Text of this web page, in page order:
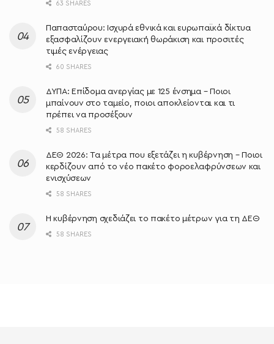
63 SHARES
Παπασταύρου: Ισχυρά εθνικά και ευρωπαϊκά δίκτυα
εξασφαλίζουν ενεργειακή θωράκιση και προσιτές
τιμές ενέργειας
60 SHARES
ΔΥΠΑ: Επίδομα ανεργίας με 125 ένσημα – Ποιοι
μπαίνουν στο ταμείο, ποιοι αποκλείονται και τι
πρέπει να προσέξουν
58 SHARES
ΔΕΘ 2026: Τα μέτρα που εξετάζει η κυβέρνηση – Ποιοι
κερδίζουν από το νέο πακέτο φοροελαφρύνσεων και
ενισχύσεων
58 SHARES
Η κυβέρνηση σχεδιάζει το πακέτο μέτρων για τη ΔΕΘ
58 SHARES